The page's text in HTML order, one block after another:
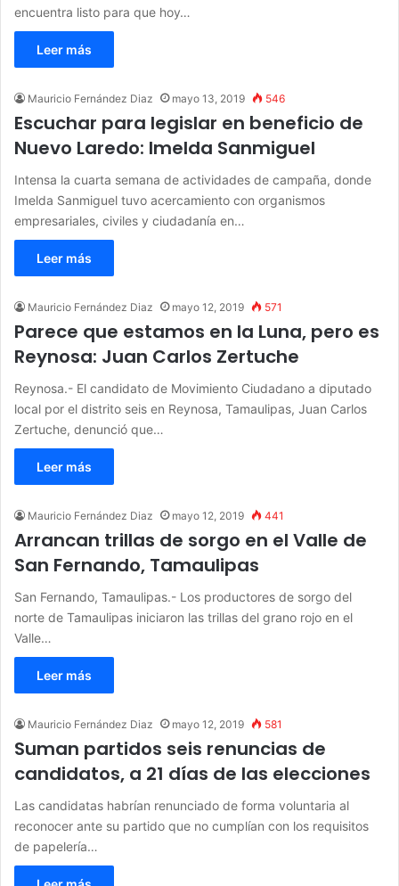
encuentra listo para que hoy…
Leer más
Mauricio Fernández Diaz mayo 13, 2019 546
Escuchar para legislar en beneficio de
Nuevo Laredo: Imelda Sanmiguel
Intensa la cuarta semana de actividades de campaña, donde
Imelda Sanmiguel tuvo acercamiento con organismos
empresariales, civiles y ciudadanía en…
Leer más
Mauricio Fernández Diaz mayo 12, 2019 571
Parece que estamos en la Luna, pero es
Reynosa: Juan Carlos Zertuche
Reynosa.- El candidato de Movimiento Ciudadano a diputado
local por el distrito seis en Reynosa, Tamaulipas, Juan Carlos
Zertuche, denunció que…
Leer más
Mauricio Fernández Diaz mayo 12, 2019 441
Arrancan trillas de sorgo en el Valle de
San Fernando, Tamaulipas
San Fernando, Tamaulipas.- Los productores de sorgo del
norte de Tamaulipas iniciaron las trillas del grano rojo en el
Valle…
Leer más
Mauricio Fernández Diaz mayo 12, 2019 581
Suman partidos seis renuncias de
candidatos, a 21 días de las elecciones
Las candidatas habrían renunciado de forma voluntaria al
reconocer ante su partido que no cumplían con los requisitos
de papelería…